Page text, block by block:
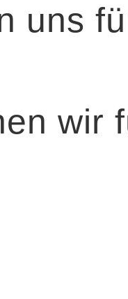
uns
wir